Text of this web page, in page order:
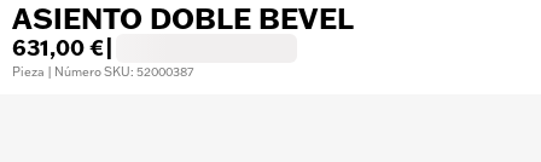
ASIENTO DOBLE BEVEL
631,00 €
Pieza | Número SKU: 52000387